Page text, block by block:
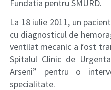
Fundatia pentru SMURD.
La 18 iulie 2011, un
cu diagnosticul de
ventilat mecanic a fost
Spitalul Clinic de
Arseni” pentru o
specialitate.